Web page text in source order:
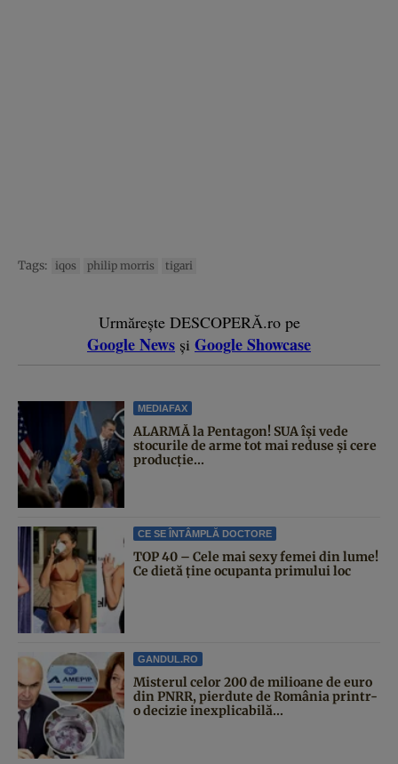
Tags: iqos philip morris tigari
Urmărește DESCOPERĂ.ro pe
Google News și Google Showcase
MEDIAFAX
ALARMĂ la Pentagon! SUA își vede
stocurile de arme tot mai reduse și cere
producție...
CE SE ÎNTÂMPLĂ DOCTORE
TOP 40 – Cele mai sexy femei din lume!
Ce dietă ține ocupanta primului loc
GANDUL.RO
Misterul celor 200 de milioane de euro
din PNRR, pierdute de România printr-
o decizie inexplicabilă...